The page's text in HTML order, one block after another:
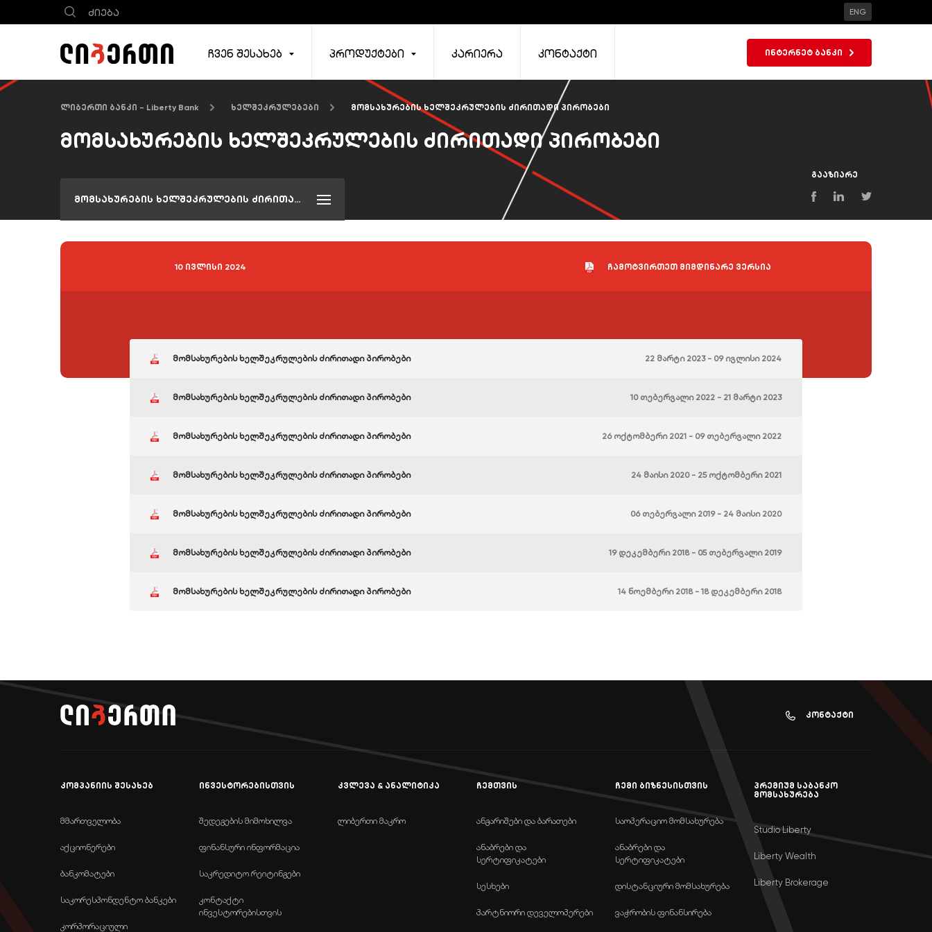
ENG
ჩვენ შესახებ პროდუქტები კარიერა კონტაქტი ინტერნეტ ბანკი
ლიბერთი ბანკი - Liberty Bank ხელშეკრულებები მომსახურების ხელშეკრულების ძირითადი პირობები
მომსახურების ხელშეკრულების ძირითადი პირობები
გააზიარე
მომსახურების ხელშეკრულების ძირითადი პირობები
10 ივლისი 2024 ჩამოტვირთეთ მიმდინარე ვერსია
მომსახურების ხელშეკრულების ძირითადი პირობები 22 მარტი 2023 - 09 ივლისი 2024
მომსახურების ხელშეკრულების ძირითადი პირობები 10 თებერვალი 2022 - 21 მარტი 2023
მომსახურების ხელშეკრულების ძირითადი პირობები 26 ოქტომბერი 2021 - 09 თებერვალი 2022
მომსახურების ხელშეკრულების ძირითადი პირობები 24 მაისი 2020 - 25 ოქტომბერი 2021
მომსახურების ხელშეკრულების ძირითადი პირობები 06 თებერვალი 2019 - 24 მაისი 2020
მომსახურების ხელშეკრულების ძირითადი პირობები 19 დეკემბერი 2018 - 05 თებერვალი 2019
მომსახურების ხელშეკრულების ძირითადი პირობები 14 ნოემბერი 2018 - 18 დეკემბერი 2018
კონტაქტი
კომპანიის შესახებ
მმართველობა
აქციონერები
ბანკომატები
საკორესპონდენტო ბანკები
კორპორაციული
ინვესტორებისთვის
შედეგების მიმოხილვა
ფინანსური ინფორმაცია
საკრედიტო რეიტინგები
კონტაქტი
ინვესტორებისთვის
კვლევა & ანალიტიკა
ლიბერთი მაკრო
ჩემთვის
ანგარიშები და ბარათები
ანაბრები და
სერტიფიკატები
სესხები
პარტნიორი დეველოპერები
ჩემი ბიზნესისთვის
საოპერაციო მომსახურება
ანაბრები და
სერტიფიკატები
დისტანციური მომსახურება
ვაჭრობის ფინანსირება
პრემიუმ საბანკო
მომსახურება
Studio Liberty
Liberty Wealth
Liberty Brokerage